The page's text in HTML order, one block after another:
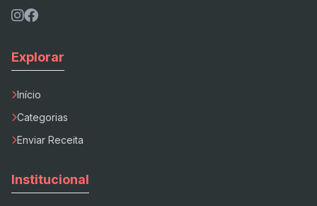
Explorar
Início
Categorias
Enviar Receita
Institucional